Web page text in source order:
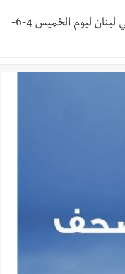
أبرز أسرار الصحف المحلية الصادرة في لبنان ليوم الخميس 4-6-